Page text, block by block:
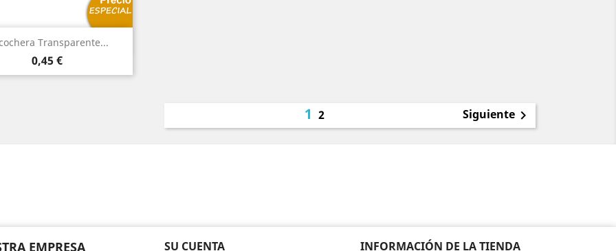
Transparente...
Precio
0,45 €
Vista rápida
12 Siguiente
EMPRESA SU CUENTA INFORMACIÓN DE LA TIENDA